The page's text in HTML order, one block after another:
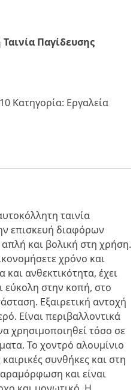
Παγίδευσης
Κατηγορία: Εργαλεία
ταινία
επισκευή διαφόρων
απλή και βολική στη χρήση.
χρόνο και
ανθεκτικότητα, έχει
εύκολη στην κοπή, στο
Εξαιρετική αντοχή
Είναι περιβαλλοντικά
χρησιμοποιηθεί τόσο σε
Το χοντρό αλουμίνιο
καιρικές συνθήκες και στη
και είναι